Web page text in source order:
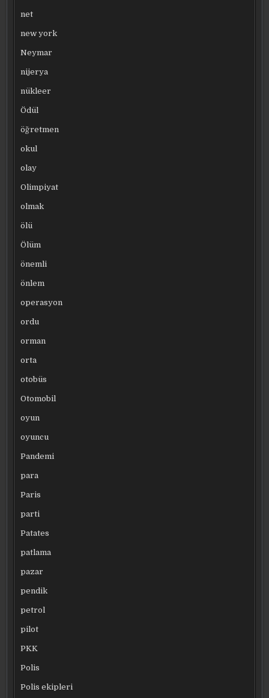
net
new york
Neymar
nijerya
nükleer
Ödül
öğretmen
okul
olay
Olimpiyat
olmak
ölü
Ölüm
önemli
önlem
operasyon
ordu
orman
orta
otobüs
Otomobil
oyun
oyuncu
Pandemi
para
Paris
parti
Patates
patlama
pazar
pendik
petrol
pilot
PKK
Polis
Polis ekipleri